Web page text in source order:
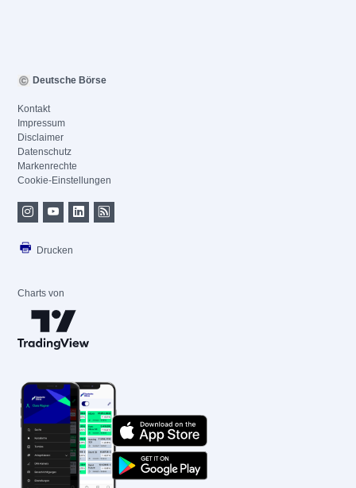
Deutsche Börse
Kontakt
Impressum
Disclaimer
Datenschutz
Markenrechte
Cookie-Einstellungen
Drucken
Charts von